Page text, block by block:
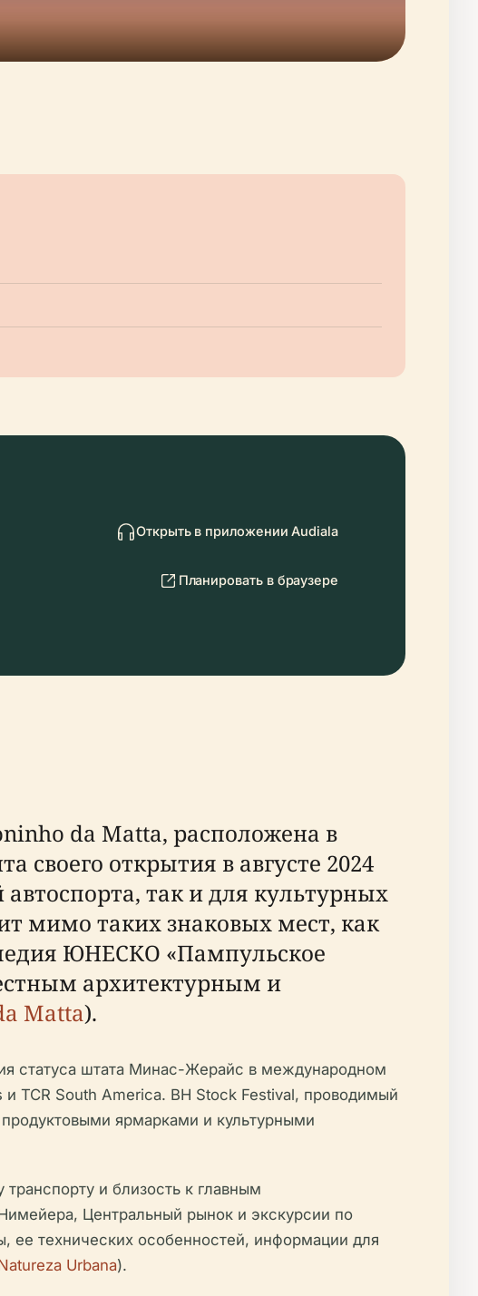
Открыть в приложении Audiala
Планировать в браузере
da Matta, расположена в
открытия в августе 2024
так и для культурных
мимо таких знаковых мест, как
ЮНЕСКО «Пампульское
архитектурным и
Matta).
статуса штата Минас-Жерайс в международном
TCR South America. BH Stock Festival, проводимый
ярмарками и культурными
и близость к главным
Центральный рынок и экскурсии по
ее технических особенностей, информации для
Urbana).